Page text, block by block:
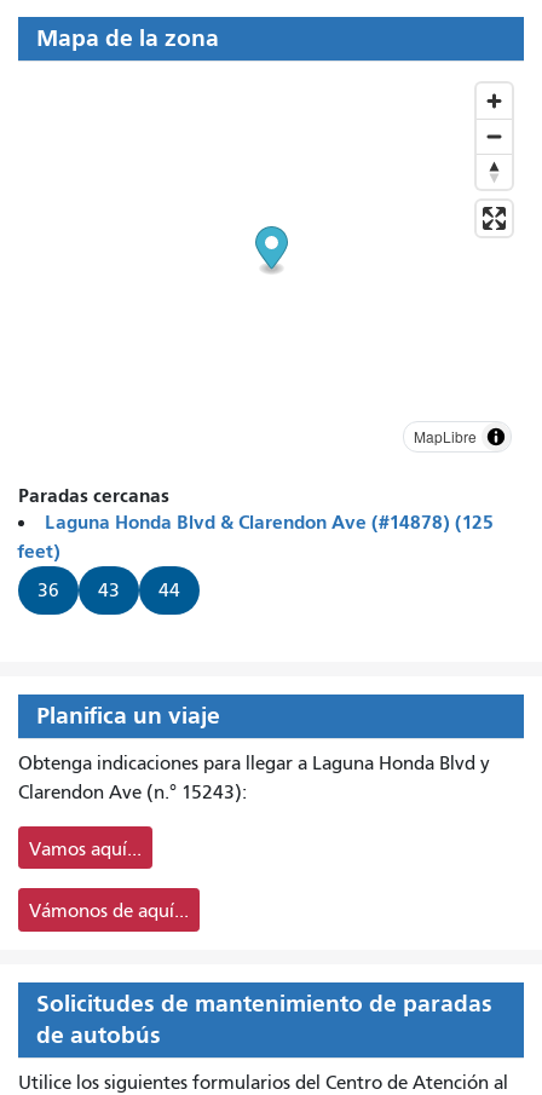
Mapa de la zona
MapLibre
Paradas cercanas
Laguna Honda Blvd & Clarendon Ave (#14878) (125
feet)
36 43 44
Planifica un viaje
Obtenga indicaciones para llegar a Laguna Honda Blvd y
Clarendon Ave (n.° 15243):
Vamos aquí...
Vámonos de aquí...
Solicitudes de mantenimiento de paradas
de autobús
Utilice los siguientes formularios del Centro de Atención al